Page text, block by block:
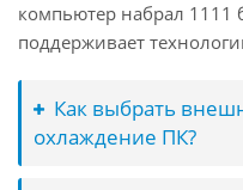
компьютер набрал 1111
поддерживает
Как выбрать
охлаждение ПК?